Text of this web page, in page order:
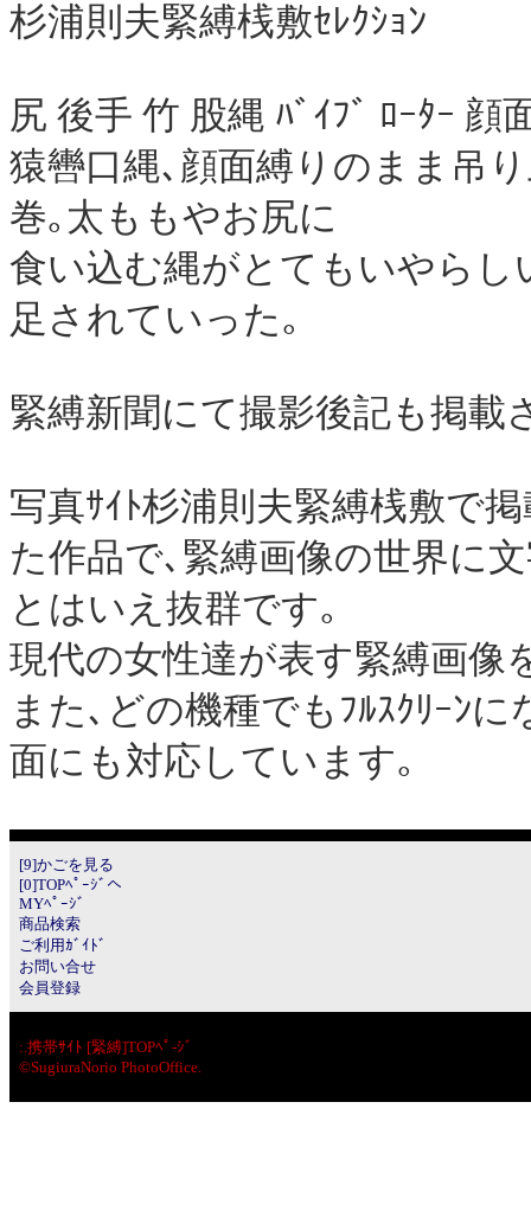
杉浦則夫緊縛桟敷ｾﾚｸｼｮﾝ
尻 後手 竹 股縄 ﾊﾞｲﾌﾞ ﾛｰﾀｰ
猿轡口縄､顔面縛りのまま吊
巻｡太ももやお尻に
食い込む縄がとてもいやらし
足されていった｡
緊縛新聞にて撮影後記も掲載
写真ｻｲﾄ杉浦則夫緊縛桟敷で
た作品で､緊縛画像の世界に
とはいえ抜群です｡
現代の女性達が表す緊縛画像
また､どの機種でもﾌﾙｽｸﾘｰﾝ
面にも対応しています｡
[9]かごを見る
[0]TOPﾍﾟｰｼﾞへ
MYﾍﾟｰｼﾞ
商品検索
ご利用ｶﾞｲﾄﾞ
お問い合せ
会員登録
:.携帯ｻｲﾄ [緊縛]TOPﾍﾟ-ｼﾞ
©SugiuraNorio PhotoOffice.